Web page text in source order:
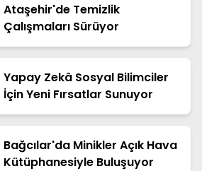
Ataşehir'de Temizlik
Çalışmaları Sürüyor
Yapay Zekâ Sosyal Bilimciler
İçin Yeni Fırsatlar Sunuyor
Bağcılar'da Minikler Açık Hava
Kütüphanesiyle Buluşuyor